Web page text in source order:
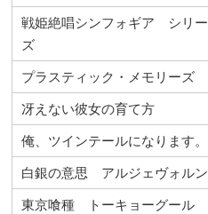
戦姫絶唱シンフォギア シリー
ズ
プラスティック・メモリーズ
冴えない彼女の育て方
俺、ツインテールになります。
白銀の意思 アルジェヴォルン
東京喰種 トーキョーグール